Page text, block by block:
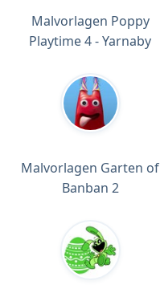
Malvorlagen Poppy
Playtime 4 - Yarnaby
Malvorlagen Garten of
Banban 2